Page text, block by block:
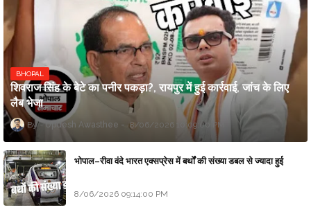
BHOPAL
शिवराज सिंह के बेटे का पनीर पकड़ा?, रायपुर में हुई कार्रवाई, जांच के लिए
लैब भेजा
Updesh Awasthee 8/06/2026 10:09:00 PM
भोपाल–रीवा वंदे भारत एक्सप्रेस में बर्थों की संख्या डबल से ज्यादा हुई
8/06/2026 09:14:00 PM